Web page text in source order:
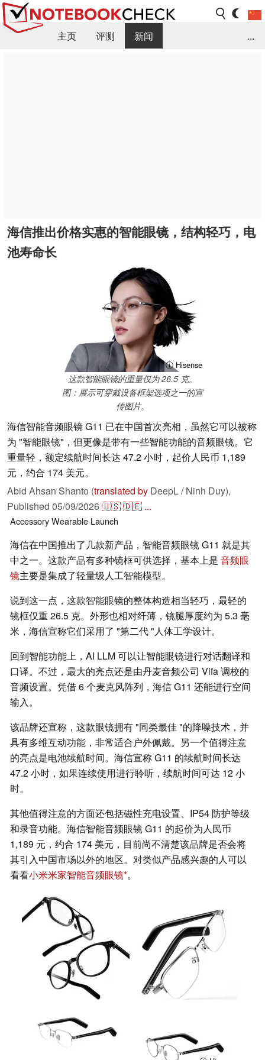
主页 评测
新闻
...
海信推出价格实惠的智能眼镜，结构轻巧，电
池寿命长
ⓘ Hisense
这款智能眼镜的重量仅为 26.5 克。
图：展示可穿戴设备框架选项之一的宣
传图片。
海信智能音频眼镜 G11 已在中国首次亮相，虽然它可以被称
为 "智能眼镜"，但更像是带有一些智能功能的音频眼镜。它
重量轻，额定续航时间长达 47.2 小时，起价人民币 1,189
元，约合 174 美元。
Abid Ahsan Shanto (translated by DeepL / Ninh Duy),
Published 05/09/2026🇺🇸🇩🇪 ...
AccessoryWearable Launch
海信在中国推出了几款新产品，智能音频眼镜 G11 就是其
中之一。这款产品有多种镜框可供选择，基本上是 音频眼
镜主要是集成了轻量级人工智能模型。
说到这一点，这款智能眼镜的整体构造相当轻巧，最轻的
镜框仅重 26.5 克。外形也相对纤薄，镜腿厚度约为 5.3 毫
米，海信宣称它们采用了 "第二代 "人体工学设计。
回到智能功能上，AI LLM 可以让智能眼镜进行对话翻译和
口译。不过，最大的亮点还是由丹麦音频公司 Vifa 调校的
音频设置。凭借 6 个麦克风阵列，海信 G11 还能进行空间
输入。
该品牌还宣称，这款眼镜拥有 "同类最佳 "的降噪技术，并
具有多维互动功能，非常适合户外佩戴。另一个值得注意
的亮点是电池续航时间。海信宣称 G11 的续航时间长达
47.2 小时，如果连续使用进行聆听，续航时间可达 12 小
时。
其他值得注意的方面还包括磁性充电设置、IP54 防护等级
和录音功能。海信智能音频眼镜 G11 的起价为人民币
1,189 元，约合 174 美元，目前尚不清楚该品牌是否会将
其引入中国市场以外的地区。对类似产品感兴趣的人可以
看看小米米家智能音频眼镜 。